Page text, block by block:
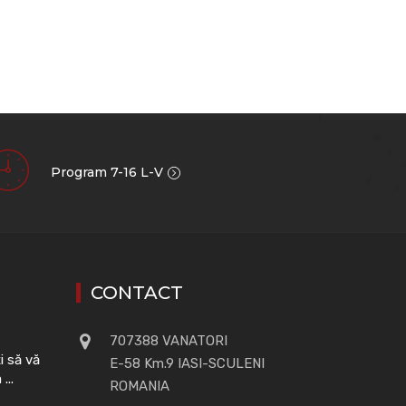
Program 7-16 L-V
să vă
CONTACT
707388 VANATORI
E-58 Km.9 IASI-SCULENI
ROMANIA